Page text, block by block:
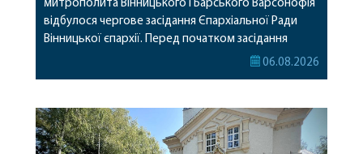
митрополита Вінницького і Барського Варсонофія
відбулося чергове засідання Єпархіальної Ради
Вінницької єпархії. Перед початком засідання
секретар Єпархіальної Ради від імені членів Ради
побажавши йому міцного здоров’я, Божої
допомоги, миру, духовної радості та
благословенних успіхів у подальшому
06.08.2026